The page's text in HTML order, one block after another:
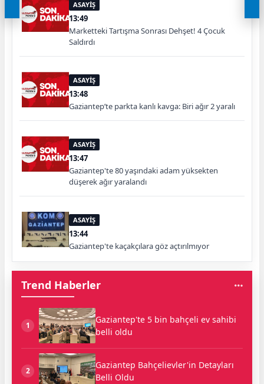
ASAYİŞ
13:49
Marketteki Tartışma Sonrası Dehşet! 4 Çocuk
Saldırdı
ASAYİŞ
13:48
Gaziantep’te parkta kanlı kavga: Biri ağır 2 yaralı
ASAYİŞ
13:47
Gaziantep'te 80 yaşındaki adam yüksekten
düşerek ağır yaralandı
ASAYİŞ
13:44
Gaziantep'te kaçakçılara göz açtırılmıyor
Trend Haberler
1
Gaziantep'te 5 bin bahçeli ev sahibi
belli oldu
2
Gaziantep Bahçelievler'in Detayları
Belli Oldu